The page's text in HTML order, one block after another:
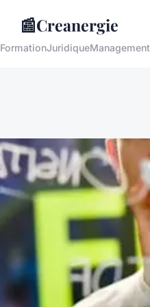
📰Creanergie
FormationJuridiqueManagement